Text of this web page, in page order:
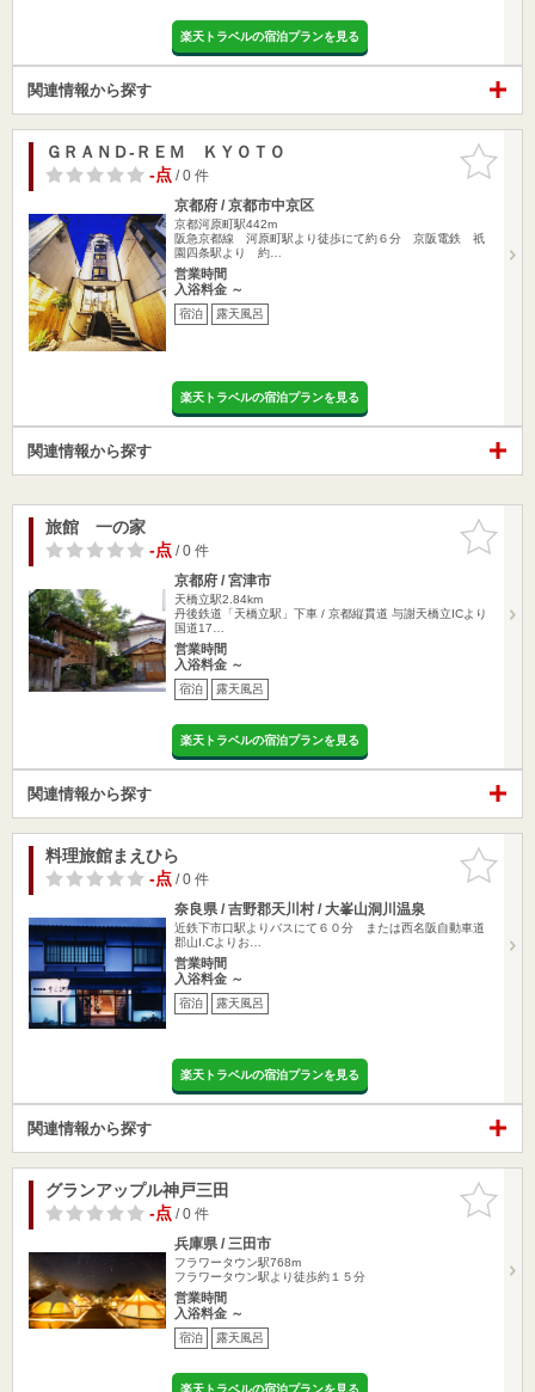
楽天トラベルの宿泊プランを見る
関連情報から探す
お気に入
りに追加
ＧＲＡＮＤ-ＲＥＭ ＫＹＯＴＯ
-点/ 0 件
京都府 / 京都市中京区
京都河原町駅442m
阪急京都線 河原町駅より徒歩にて約６分 京阪電鉄 祇
園四条駅より 約…
営業時間
入浴料金 ～
宿泊 露天風呂
楽天トラベルの宿泊プランを見る
関連情報から探す
お気に入
りに追加
旅館 一の家
-点/ 0 件
京都府 / 宮津市
天橋立駅2.84km
丹後鉄道「天橋立駅」下車 / 京都縦貫道 与謝天橋立ICより
国道17…
営業時間
入浴料金 ～
宿泊 露天風呂
楽天トラベルの宿泊プランを見る
関連情報から探す
お気に入
りに追加
料理旅館まえひら
-点/ 0 件
奈良県 / 吉野郡天川村 / 大峯山洞川温泉
近鉄下市口駅よりバスにて６０分 または西名阪自動車道
郡山I.Cよりお…
営業時間
入浴料金 ～
宿泊 露天風呂
楽天トラベルの宿泊プランを見る
関連情報から探す
お気に入
りに追加
グランアップル神戸三田
-点/ 0 件
兵庫県 / 三田市
フラワータウン駅768m
フラワータウン駅より徒歩約１５分
営業時間
入浴料金 ～
宿泊 露天風呂
楽天トラベルの宿泊プランを見る